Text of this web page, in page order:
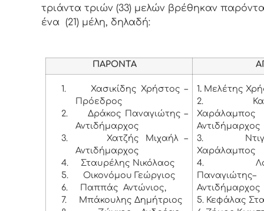
τριάντα τριών (33) μελών βρέθηκαν παρόντα
ένα (21) μέλη, δηλαδή:
ΠΑΡΟΝΤΑ
1.
Χασικίδης Χρήστος –
Πρόεδρος
2.
Δράκος Παναγιώτης –
Αντιδήμαρχος
3.
Χατζής Μιχαήλ –
Αντιδήμαρχος
4.
Σταυρέλης Νικόλαος
5.
Οικονόμου Γεώργιος
6.
Παππάς Αντώνιος,
7.
Μπάκουλης Δημήτριος
1. Μελέτης
2.
Αντιδήμαρχος
3.
Χαράλαμπος
4.
Παναγιώτης–
Αντιδήμαρχος
5. Κεφάλας